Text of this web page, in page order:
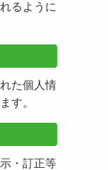
るように
た個人情
す。
・訂正等